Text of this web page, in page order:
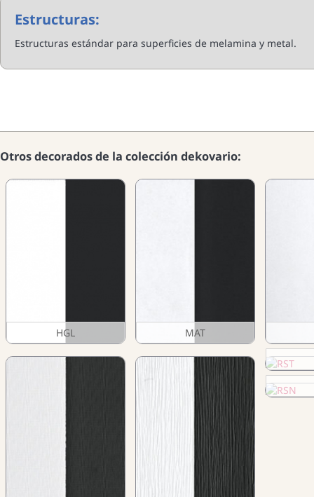
Estructuras:
Estructuras estándar para superficies de melamina y metal.
Otros decorados de la colección dekovario:
HGL MAT